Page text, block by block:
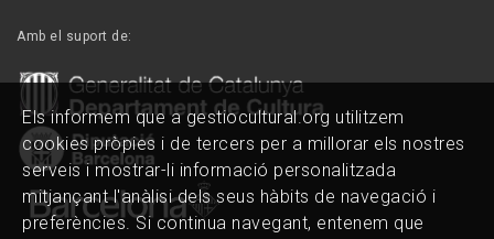
Amb el suport de:
Els informem que a gestiocultural.org utilitzem
cookies pròpies i de tercers per a millorar els nostres
serveis i mostrar-li informació personalitzada
mitjançant l'anàlisi dels seus hàbits de navegació i
preferències. Si continua navegant, entenem que